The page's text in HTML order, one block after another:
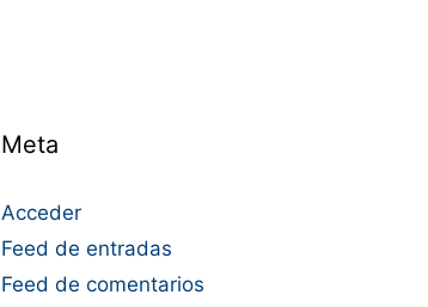
Meta
Acceder
Feed de entradas
Feed de comentarios